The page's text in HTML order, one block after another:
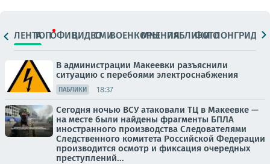
ЛЕНТАТОПОФИЦ.ВИДЕОСМИВОЕНКОРЫМНЕНИЯПАБЛИКИ
ФОТОЛОНГРИДЫ
В администрации Макеевки разъяснили
ситуацию с перебоями электроснабжения
ПАБЛИКИ 18:37
Сегодня ночью ВСУ атаковали ТЦ в Макеевке —
на месте были найдены фрагменты БПЛА
иностранного производства Следователями
Следственного комитета Российской Федерации
производится осмотр и фиксация очередных
преступлений...